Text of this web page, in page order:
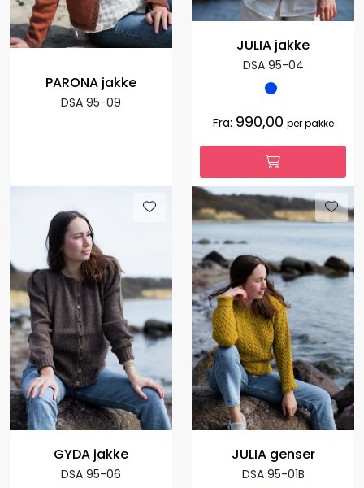
PARONA jakke
DSA 95-09
JULIA jakke
DSA 95-04
Fra: 990,00 per pakke
GYDA jakke
DSA 95-06
JULIA genser
DSA 95-01B